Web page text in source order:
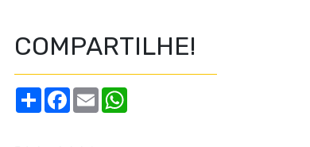
COMPARTILHE!
S
h
F
E
m